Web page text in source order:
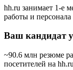
hh.ru занимает 1-е
работы и персонала
Ваш кандидат
~90.6 млн резюме
посетителей на